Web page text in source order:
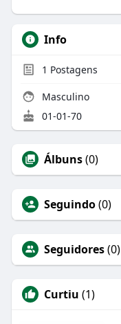
Info
1 Postagens
Masculino
01-01-70
Álbuns(0)
Seguindo(0)
Seguidores(0)
Curtiu (1)